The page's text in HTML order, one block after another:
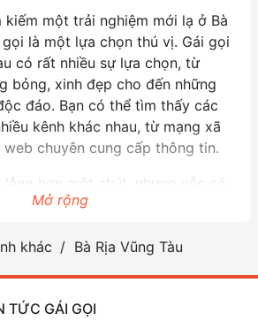
kiếm một trải nghiệm mới lạ ở Bà
gọi là một lựa chọn thú vị. Gái gọi
có rất nhiều sự lựa chọn, từ
bỏng, xinh đẹp cho đến những
đáo. Bạn có thể tìm thấy các
kênh khác nhau, từ mạng xã
chuyên cung cấp thông tin.
lắng hơn một chút, nhưng vẫn có
đến những trải nghiệm thú vị.
hò và thư giãn cùng gái gọi. Các
Mở rộng
khác Bà Rịa Vũng Tàu
TỨC GÁI GỌI